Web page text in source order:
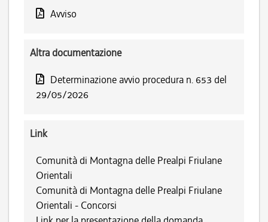
Avviso
Altra documentazione
Determinazione avvio procedura n. 653 del
29/05/2026
Link
Comunità di Montagna delle Prealpi Friulane
Orientali
Comunità di Montagna delle Prealpi Friulane
Orientali - Concorsi